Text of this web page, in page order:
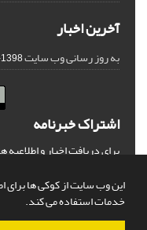
این وب سایت از کوکی ها برای
خدمات استفاده می کند.
آخرین اخبار
به روز رسانی وب سایت1398-03-05
اشتراک خبرنامه
برای دریافت اخبار و